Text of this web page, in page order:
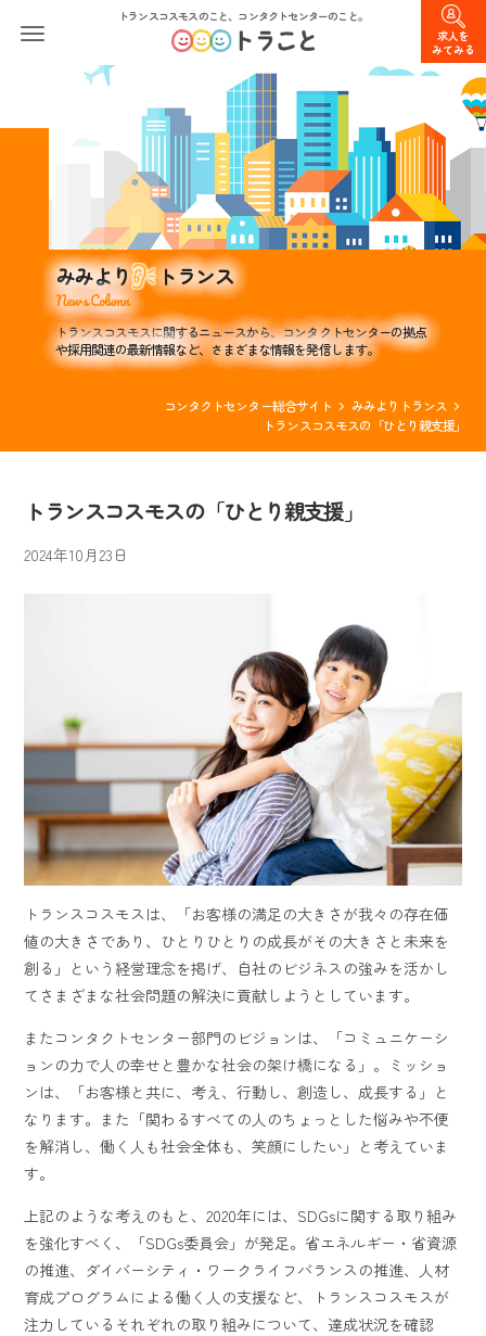
トランスコスモスのこと、コンタクトセンターのこと。
求人を
みてみる
みみより トランス
News Column
トランスコスモスに関するニュースから、コンタクトセンターの拠点
や採用関連の最新情報など、さまざまな情報を発信します。
コンタクトセンター総合サイト
みみよりトランス
トランスコスモスの「ひとり親支援」
トランスコスモスの「ひとり親支援」
2024年10月23日
トランスコスモスは、「お客様の満足の大きさが我々の存在価
値の大きさであり、ひとりひとりの成長がその大きさと未来を
創る」という経営理念を掲げ、自社のビジネスの強みを活かし
てさまざまな社会問題の解決に貢献しようとしています。
またコンタクトセンター部門のビジョンは、「コミュニケーシ
ョンの力で人の幸せと豊かな社会の架け橋になる」。ミッショ
ンは、「お客様と共に、考え、行動し、創造し、成長する」と
なります。また「関わるすべての人のちょっとした悩みや不便
を解消し、働く人も社会全体も、笑顔にしたい」と考えていま
す。
上記のような考えのもと、2020年には、SDGsに関する取り組み
を強化すべく、「SDGs委員会」が発足。省エネルギー・省資源
の推進、ダイバーシティ・ワークライフバランスの推進、人材
育成プログラムによる働く人の支援など、トランスコスモスが
注力しているそれぞれの取り組みについて、達成状況を確認